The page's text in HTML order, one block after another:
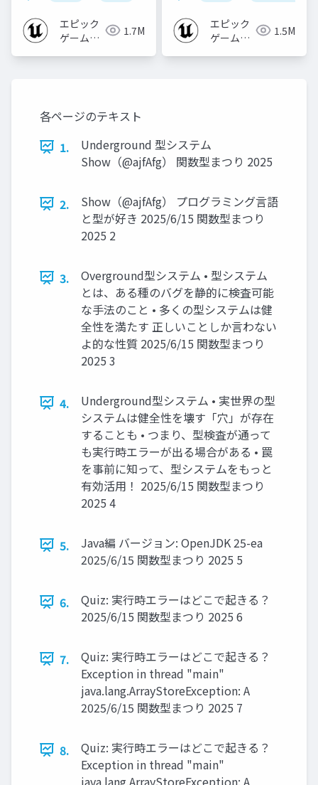
エピック
ゲームズ
1.7M
エピック
ゲームズ
1.5M
各ページのテキスト
1.
Underground 型システム
Show（@ajfAfg） 関数型まつり 2025
2.
Show（@ajfAfg） プログラミング言語
と型が好き 2025/6/15 関数型まつり
2025 2
3.
Overground型システム • 型システム
とは、ある種のバグを静的に検査可能
な手法のこと • 多くの型システムは健
全性を満たす 正しいことしか言わない
よ的な性質 2025/6/15 関数型まつり
2025 3
4.
Underground型システム • 実世界の型
システムは健全性を壊す「穴」が存在
することも • つまり、型検査が通って
も実行時エラーが出る場合がある • 罠
を事前に知って、型システムをもっと
有効活用！ 2025/6/15 関数型まつり
2025 4
5.
Java編 バージョン: OpenJDK 25-ea
2025/6/15 関数型まつり 2025 5
6.
Quiz: 実行時エラーはどこで起きる？
2025/6/15 関数型まつり 2025 6
7.
Quiz: 実行時エラーはどこで起きる？
Exception in thread "main"
java.lang.ArrayStoreException: A
2025/6/15 関数型まつり 2025 7
8.
Quiz: 実行時エラーはどこで起きる？
Exception in thread "main"
java.lang.ArrayStoreException: A